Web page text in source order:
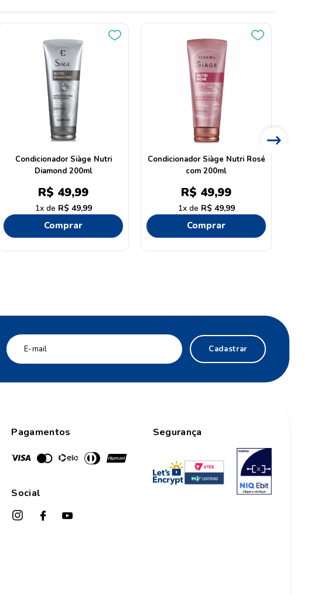
Condicionador Siàge Nutri
Diamond 200ml
R$ 49,99
1 R$ 49,99
Comprar
Condicionador Siàge Nutri Rosé
com 200ml
R$ 49,99
1 R$ 49,99
Comprar
Cadastrar
Pagamentos
Social
Segurança